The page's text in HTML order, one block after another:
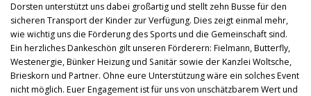
Dorsten unterstützt uns dabei großartig und stellt zehn Busse für den
sicheren Transport der Kinder zur Verfügung. Dies zeigt einmal mehr,
wie wichtig uns die Förderung des Sports und die Gemeinschaft sind.
Ein herzliches Dankeschön gilt unseren Förderern: Fielmann, Butterfly,
Westenergie, Bünker Heizung und Sanitär sowie der Kanzlei Woltsche,
Brieskorn und Partner. Ohne eure Unterstützung wäre ein solches Event
nicht möglich. Euer Engagement ist für uns von unschätzbarem Wert und